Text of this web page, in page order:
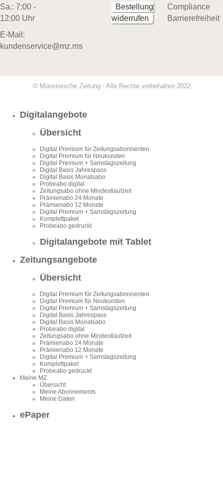
Sa.: 7:00 -
12:00 Uhr
E-Mail:
kundenservice@mz.ms
Bestellung
widerrufen
Compliance
Barrierefreiheit
© Münstersche Zeitung - Alle Rechte vorbehalten 2022
Digitalangebote
Übersicht
Digital Premium für Zeitungsabonnenten
Digital Premium für Neukunden
Digital Premium + Samstagszeitung
Digital Basis Jahrespass
Digital Basis Monatsabo
Probeabo digital
Zeitungsabo ohne Mindestlaufzeit
Prämienabo 24 Monate
Prämienabo 12 Monate
Digital Premium + Samstagszeitung
Komplettpaket
Probeabo gedruckt
Digitalangebote mit Tablet
Zeitungsangebote
Übersicht
Digital Premium für Zeitungsabonnenten
Digital Premium für Neukunden
Digital Premium + Samstagszeitung
Digital Basis Jahrespass
Digital Basis Monatsabo
Probeabo digital
Zeitungsabo ohne Mindestlaufzeit
Prämienabo 24 Monate
Prämienabo 12 Monate
Digital Premium + Samstagszeitung
Komplettpaket
Probeabo gedruckt
Meine MZ
Übersicht
Meine Abonnements
Meine Daten
ePaper